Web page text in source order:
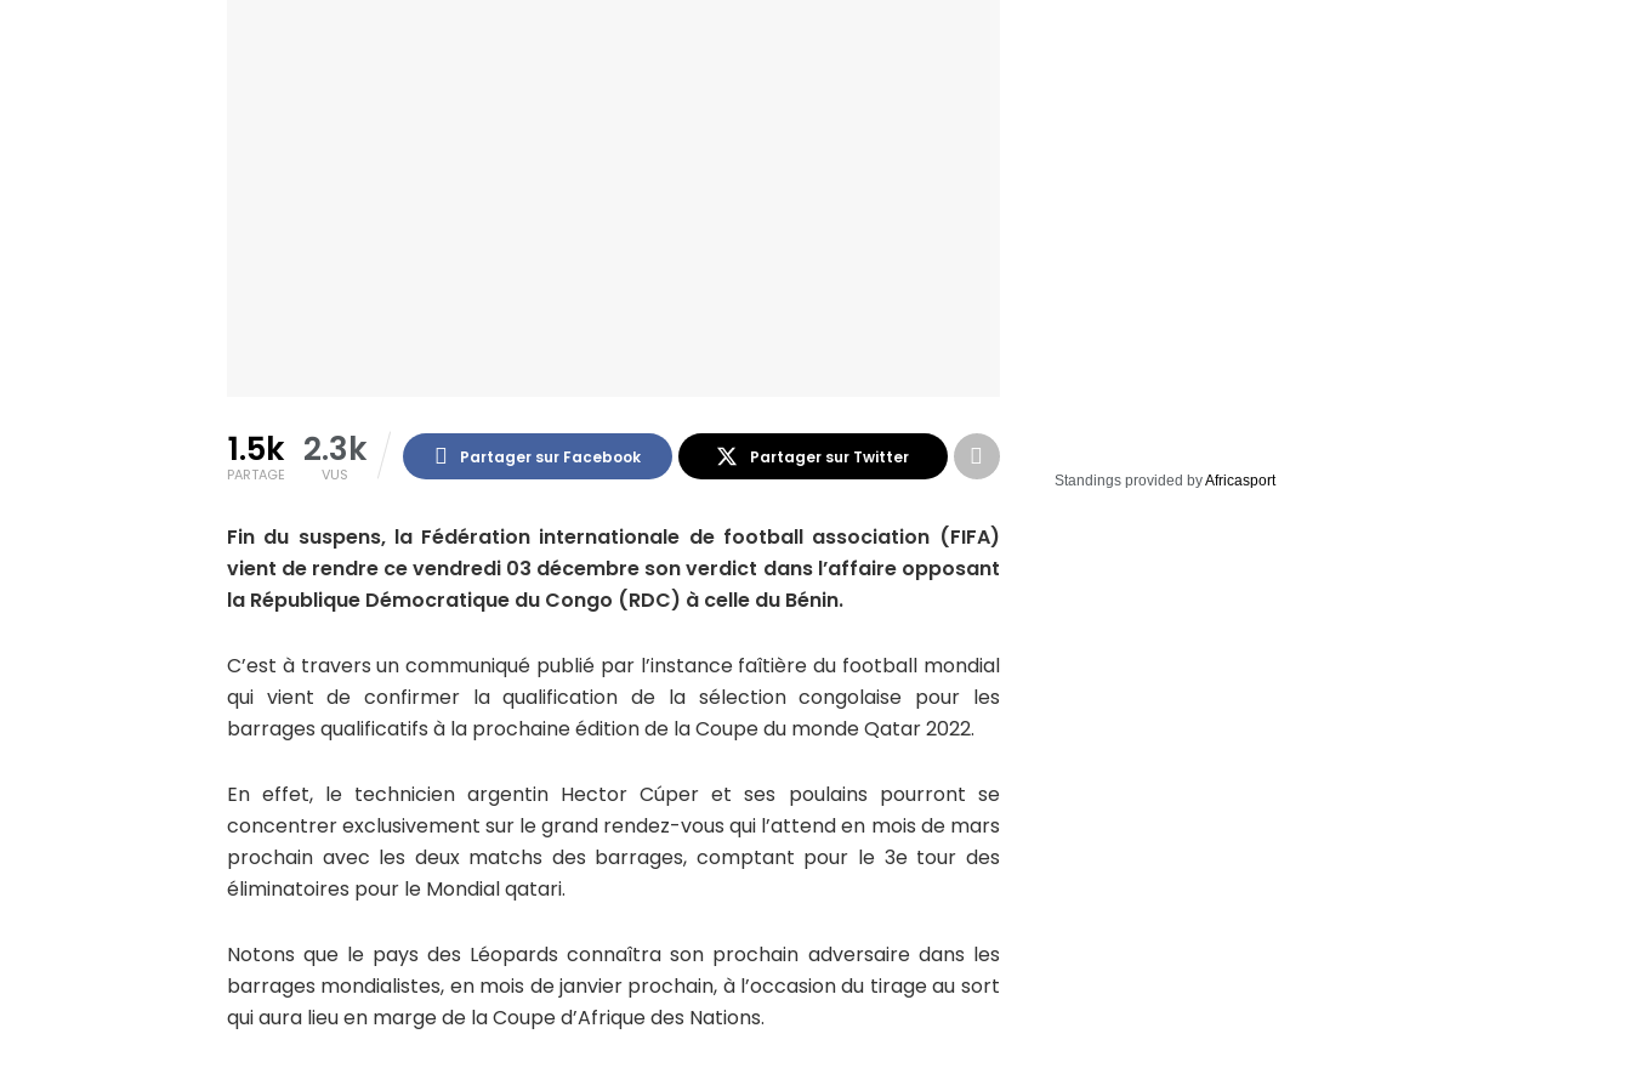
1.5k
PARTAGE
2.3k
VUS
Partager sur Facebook Partager sur Twitter
Fin du suspens, la Fédération internationale de football association (FIFA)
vient de rendre ce vendredi 03 décembre son verdict dans l’affaire opposant
la République Démocratique du Congo (RDC) à celle du Bénin.
C’est à travers un communiqué publié par l’instance faîtière du football mondial
qui vient de confirmer la qualification de la sélection congolaise pour les
barrages qualificatifs à la prochaine édition de la Coupe du monde Qatar 2022.
En effet, le technicien argentin Hector Cúper et ses poulains pourront se
concentrer exclusivement sur le grand rendez-vous qui l’attend en mois de mars
prochain avec les deux matchs des barrages, comptant pour le 3e tour des
éliminatoires pour le Mondial qatari.
Notons que le pays des Léopards connaîtra son prochain adversaire dans les
barrages mondialistes, en mois de janvier prochain, à l’occasion du tirage au sort
qui aura lieu en marge de la Coupe d’Afrique des Nations.
Standings provided byAfricasport